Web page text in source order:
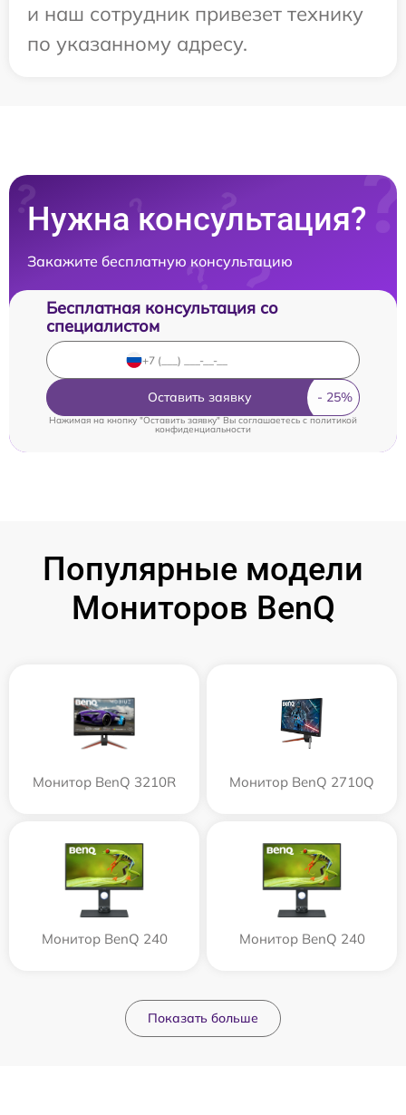
и наш сотрудник привезет технику
по указанному адресу.
Нужна консультация?
Закажите бесплатную консультацию
Бесплатная консультация со
специалистом
Оставить заявку
Нажимая на кнопку "Оставить заявку" Вы соглашаетесь c политикой
конфиденциальности
Популярные модели
Мониторов BenQ
Монитор BenQ 3210R Монитор BenQ 2710Q
Монитор BenQ 240 Монитор BenQ 240
Показать больше